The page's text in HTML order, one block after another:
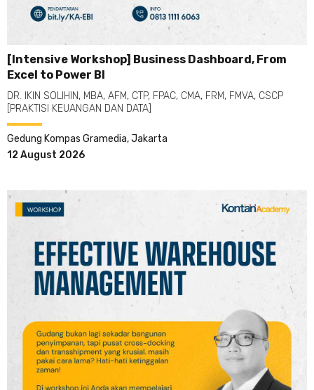
[Intensive Workshop] Business Dashboard, From
Excel to Power BI
DR. IKIN SOLIHIN, MBA, AFM, CTP, FPAC, CMA, FRM, FMVA, CSCP
[PRAKTISI KEUANGAN DAN DATA]
Gedung Kompas Gramedia, Jakarta
12 August 2026